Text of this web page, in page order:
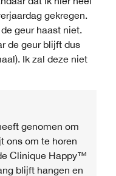
gekregen.
geur haast niet.
de geur blijft dus
Ik zal deze niet
genomen om
ons om te horen
Clinique Happy™
blijft hangen en